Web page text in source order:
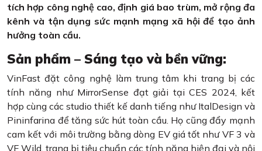
tích hợp công nghệ cao, định giá bao trùm, mở rộng đa
kênh và tận dụng sức mạnh mạng xã hội để tạo ảnh
hưởng toàn cầu.
Sản phẩm – Sáng tạo và bền vững:
VinFast đặt công nghệ làm trung tâm khi trang bị các
tính năng như MirrorSense đạt giải tại CES 2024, kết
hợp cùng các studio thiết kế danh tiếng như ItalDesign và
Pininfarina để tăng sức hút toàn cầu. Họ cũng đẩy mạnh
cam kết với môi trường bằng dòng EV giá tốt như VF 3 và
VF Wild, trang bị tiêu chuẩn các tính năng hiện đại và nội